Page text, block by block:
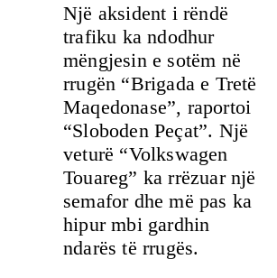
Një aksident i rëndë
trafiku ka ndodhur
mëngjesin e sotëm në
rrugën “Brigada e Tretë
Maqedonase”, raportoi
“Sloboden Peçat”. Një
veturë “Volkswagen
Touareg” ka rrëzuar një
semafor dhe më pas ka
hipur mbi gardhin
ndarës të rrugës.